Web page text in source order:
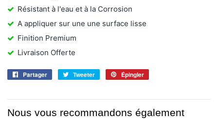
Résistant à l'eau et à la Corrosion
A appliquer sur une une surface lisse
Finition Premium
Livraison Offerte
Partager
PartagerTweeter
Tweeter
Épingler
Nous vous recommandons également